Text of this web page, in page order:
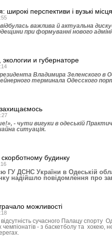
широкі перспективи і вузькі місця
важлива й актуальна
при формуванні нового
и губернаторе
Владимира Зе­ленского в
терминала Одесского
- чути вигуки в одеській
ситуація.
будинку
ГУ ДСНС України в Одеській
надійшло повідомлення про
можливості
сучасного Палацу спорту
чемпіонатів - з баскетболу та хокею,